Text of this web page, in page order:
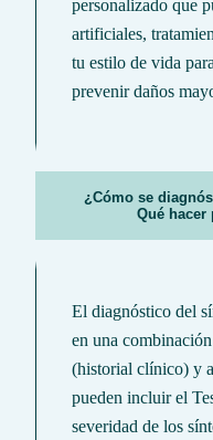
personalizado que
artificiales,
tu estilo de vida
prevenir daños
¿Cómo se
Qué hacer
El diagnóstico del
en una
(historial clínico) y
pueden incluir el
severidad de los